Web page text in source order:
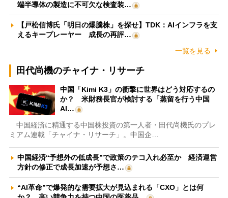
端半導体の製造に不可欠な検査装…
【戸松信博氏「明日の爆騰株」を探せ】TDK：AIインフラを支
えるキープレーヤー 成長の再評…
一覧を見る
田代尚機のチャイナ・リサーチ
中国「Kimi K3」の衝撃に世界はどう対応するの
か？ 米財務長官が検討する「蒸留を行う中国
AI…
中国経済に精通する中国株投資の第一人者・田代尚機氏のプレ
ミアム連載「チャイナ・リサーチ」。中国企…
中国経済“予想外の低成長”で政策のテコ入れ必至か 経済運営
方針の修正で成長加速が予想さ…
“AI革命”で爆発的な需要拡大が見込まれる「CXO」とは何